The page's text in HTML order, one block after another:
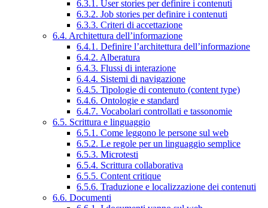
6.3.1. User stories per definire i contenuti
6.3.2. Job stories per definire i contenuti
6.3.3. Criteri di accettazione
6.4. Architettura dell’informazione
6.4.1. Definire l’architettura dell’informazione
6.4.2. Alberatura
6.4.3. Flussi di interazione
6.4.4. Sistemi di navigazione
6.4.5. Tipologie di contenuto (content type)
6.4.6. Ontologie e standard
6.4.7. Vocabolari controllati e tassonomie
6.5. Scrittura e linguaggio
6.5.1. Come leggono le persone sul web
6.5.2. Le regole per un linguaggio semplice
6.5.3. Microtesti
6.5.4. Scrittura collaborativa
6.5.5. Content critique
6.5.6. Traduzione e localizzazione dei contenuti
6.6. Documenti